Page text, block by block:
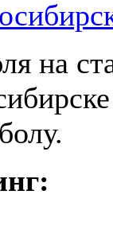
на